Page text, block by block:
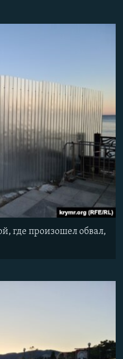
где произошел обвал,